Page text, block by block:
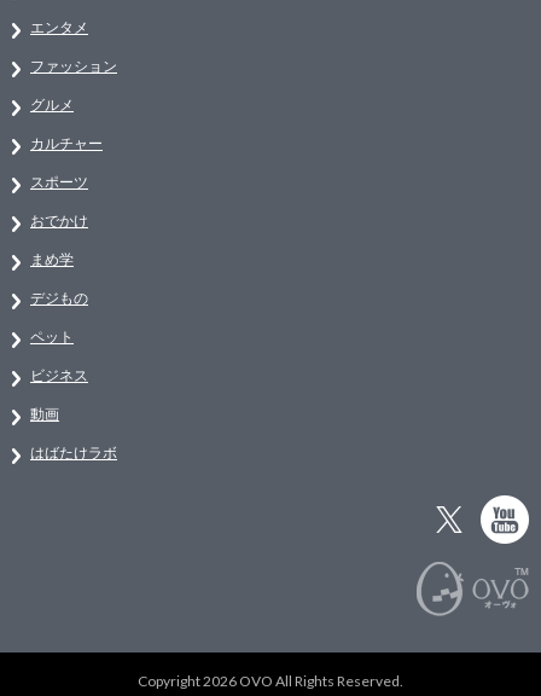
エンタメ
ファッション
グルメ
カルチャー
スポーツ
おでかけ
まめ学
デジもの
ペット
ビジネス
動画
はばたけラボ
Copyright 2026 OVO All Rights Reserved.